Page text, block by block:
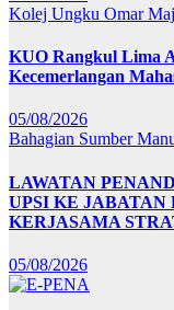
Kolej Ungku Omar
KUO Rangkul Lima
Kecemerlangan
05/08/2026
Bahagian Sumber
LAWATAN
UPSI KE JABATAN
KERJASAMA
05/08/2026